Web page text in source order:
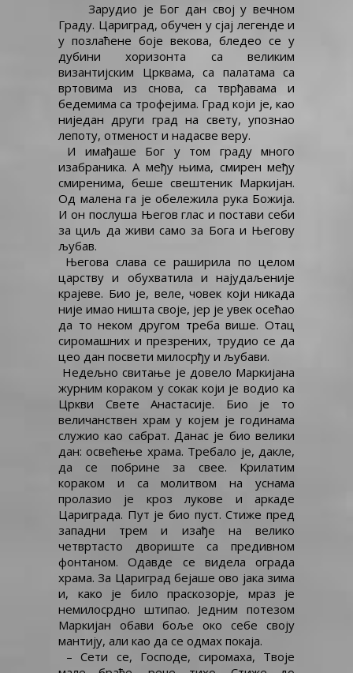
Зарудио је Бог дан свој у вечном
Граду. Цариград, обучен у сјај легенде и
у позлаћене боје векова, бледео се у
дубини хоризонта са великим
византијским Црквама, са палатама са
вртовима из снова, са тврђавама и
бедемима са трофејима. Град који је, као
ниједан други град на свету, упознао
лепоту, отменост и надасве веру.
И имађаше Бог у том граду много
изабраника. А међу њима, смирен међу
смиренима, беше свештеник Маркијан.
Од малена га је обележила рука Божија.
И он послуша Његов глас и постави себи
за циљ да живи само за Бога и Његову
љубав.
Његова слава се раширила по целом
царству и обухватила и најудаљеније
крајеве. Био је, веле, човек који никада
није имао ништа своје, јер је увек осећао
да то неком другом треба више. Отац
сиромашних и презрених, трудио се да
цео дан посвети милосрђу и љубави.
Недељно свитање је довело Маркијана
журним кораком у сокак који је водио ка
Цркви Свете Анастасије. Био је то
величанствен храм у којем је годинама
служио као сабрат. Данас је био велики
дан: освећење храма. Требало је, дакле,
да се побрине за свее. Крилатим
кораком и са молитвом на уснама
пролазио је кроз лукове и аркаде
Цариграда. Пут је био пуст. Стиже пред
западни трем и изађе на велико
четвртасто двориште са предивном
фонтаном. Одавде се видела ограда
храма. За Цариград бејаше ово јака зима
и, како је било праскозорје, мраз је
немилосрдно штипао. Једним потезом
Маркијан обави боље око себе своју
мантију, али као да се одмах покаја.
– Сети се, Господе, сиромаха, Твоје